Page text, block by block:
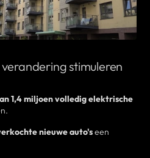
stimuleren
1,4 miljoen volledig elektrische
nieuwe auto'seen